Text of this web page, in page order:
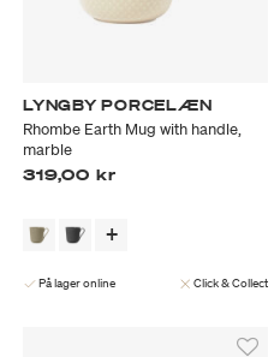
LYNGBY PORCELÆN
Rhombe Earth Mug with handle,
marble
319,00 kr
På lager online Click & Collect